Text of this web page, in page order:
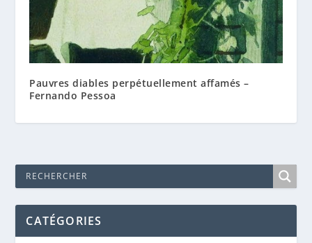
Pauvres diables perpétuellement affamés –
Fernando Pessoa
CATÉGORIES